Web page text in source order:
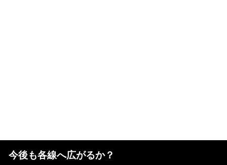
今後も各線へ広がるか？